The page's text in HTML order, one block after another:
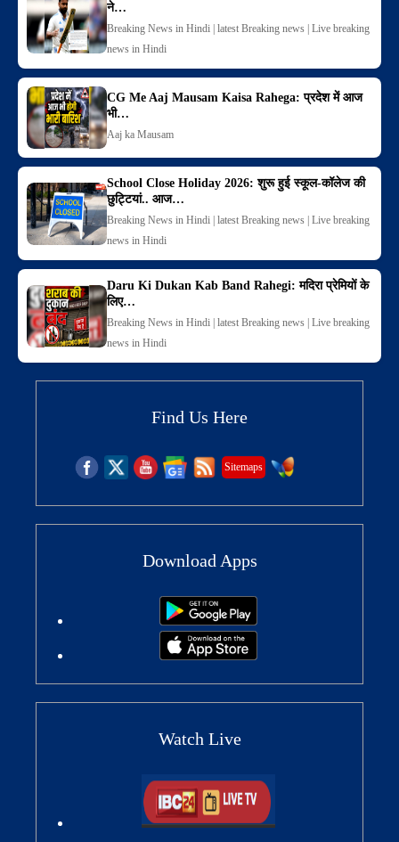
ने…
Breaking News in Hindi | latest Breaking news | Live breaking
news in Hindi
CG Me Aaj Mausam Kaisa Rahega: प्रदेश में आज
भी…
Aaj ka Mausam
School Close Holiday 2026: शुरू हुई स्कूल-कॉलेज की
छुट्टियां.. आज…
Breaking News in Hindi | latest Breaking news | Live breaking
news in Hindi
Daru Ki Dukan Kab Band Rahegi: मदिरा प्रेमियों के
लिए…
Breaking News in Hindi | latest Breaking news | Live breaking
news in Hindi
Find Us Here
Sitemaps
Download Apps
Watch Live